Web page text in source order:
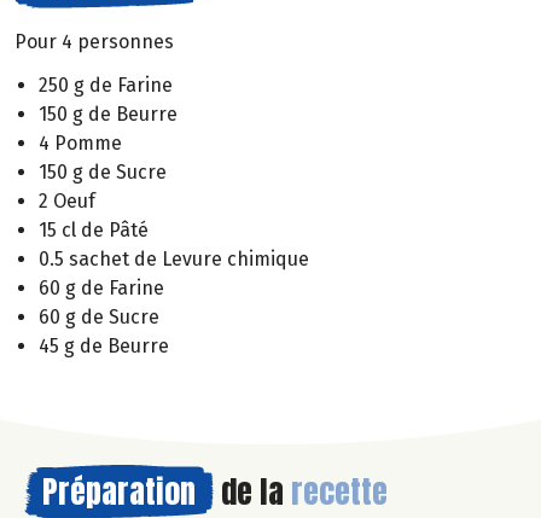
Pour 4 personnes
250 g de Farine
150 g de Beurre
4 Pomme
150 g de Sucre
2 Oeuf
15 cl de Pâté
0.5 sachet de Levure chimique
60 g de Farine
60 g de Sucre
45 g de Beurre
Préparation de la recette